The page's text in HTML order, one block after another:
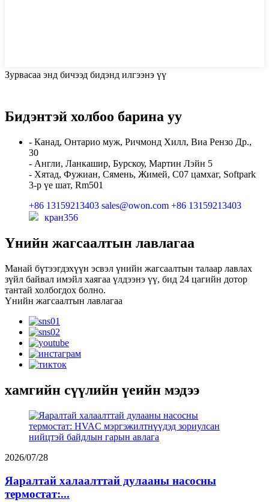
Зурвасаа энд бичээд бидэнд илгээнэ үү
Бидэнтэй холбоо барина уу
- Канад, Онтарио муж, Ричмонд Хилл, Виа Рензо Др.,
30
- Англи, Ланкашир, Бурскоу, Мартин Лэйн 5
- Хятад, Фужиан, Сямень, Жимей, C07 цамхаг, Softpark
3-р үе шат, Rm501
+86 13159213403 sales@owon.com +86 13159213403
кран356
Үнийн жагсаалтын лавлагаа
Манай бүтээгдэхүүн эсвэл үнийн жагсаалтын талаар лавлах
зүйл байвал имэйл хаягаа үлдээнэ үү, бид 24 цагийн дотор
тантай холбогдох болно.
Үнийн жагсаалтын лавлагаа
хамгийн сүүлийн үеийн мэдээ
2026/07/28
Яаралтай халаалттай дулааны насосны
термостат:...